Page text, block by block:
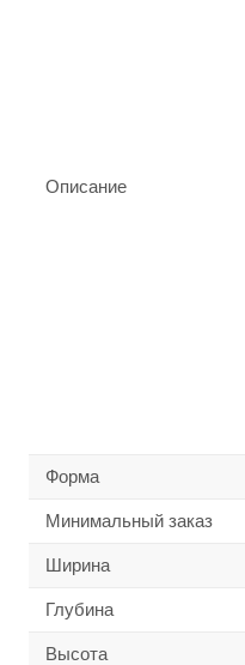
Описание
Форма
Минимальный заказ
Ширина
Глубина
Высота